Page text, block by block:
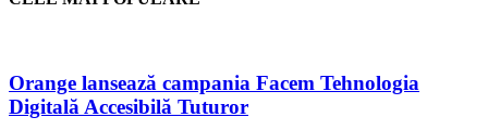
Orange lansează campania Facem Tehnologia
Digitală Accesibilă Tuturor